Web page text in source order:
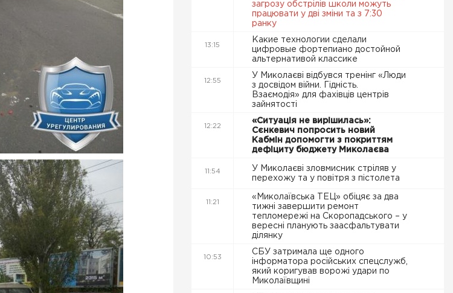
загрозу обстрілів школи можуть
працювати у дві зміни та з 7:30
ранку
13:15
Какие технологии сделали
цифровые фортепиано достойной
альтернативой классике
12:55
У Миколаєві відбувся тренінг «Люди
з досвідом війни. Гідність.
Взаємодія» для фахівців центрів
зайнятості
12:22
«Ситуація не вирішилась»:
Сєнкевич попросить новий
Кабмін допомогти з покриттям
дефіциту бюджету Миколаєва
11:54
У Миколаєві зловмисник стріляв у
перехожу та у повітря з пістолета
11:21
«Миколаївська ТЕЦ» обіцяє за два
тижні завершити ремонт
тепломережі на Скоропадського – у
вересні планують заасфальтувати
ділянку
10:53
СБУ затримала ще одного
інформатора російських спецслужб,
який коригував ворожі удари по
Миколаївщині